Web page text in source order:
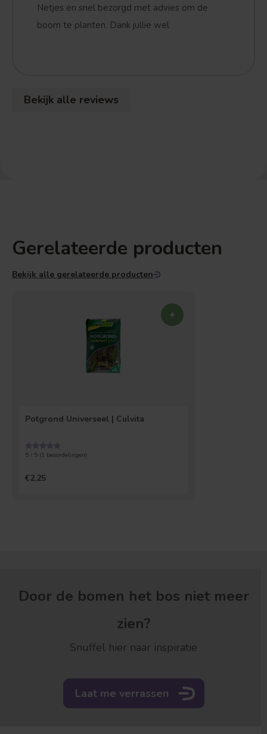
Netjes en snel bezorgd met advies om de
boom te planten. Dank jullie wel
Bekijk alle reviews
Gerelateerde producten
Bekijk alle gerelateerde producten
Potgrond Universeel | Culvita
5 / 5 (1 beoordelingen)
€2,25
Door de bomen het bos niet meer
zien?
Snuffel hier naar inspiratie
Laat me verrassen